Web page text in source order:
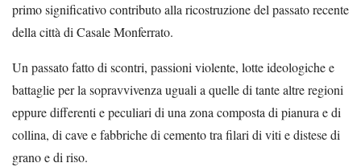
primo significativo contributo alla ricostruzione del passato recente
della città di Casale Monferrato.
Un passato fatto di scontri, passioni violente, lotte ideologiche e
battaglie per la sopravvivenza uguali a quelle di tante altre regioni
eppure differenti e peculiari di una zona composta di pianura e di
collina, di cave e fabbriche di cemento tra filari di viti e distese di
grano e di riso.